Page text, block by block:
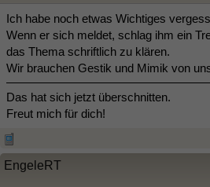
Ich habe noch etwas Wichtiges
Wenn er sich meldet, schlag ihm ein
das Thema schriftlich zu klären.
Wir brauchen Gestik und Mimik von
Das hat sich jetzt überschnitten.
Freut mich für dich!
EngeleRT